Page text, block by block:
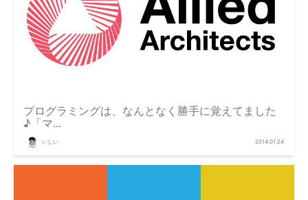
プログラミングは、なんとなく勝手に覚えてました
♪「マ...
いしい 2014.01.24